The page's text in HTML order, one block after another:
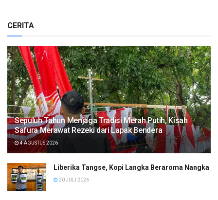
CERITA
Sepuluh Tahun Menjaga Tradisi Merah Putih, Kisah
Safura Merawat Rezeki dari Lapak Bendera
4 AGUSTUS 2026
Liberika Tangse, Kopi Langka Beraroma Nangka
20 JULI 2026